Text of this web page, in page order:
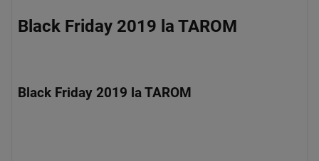
Black Friday 2019 la TAROM
Black Friday 2019 la TAROM